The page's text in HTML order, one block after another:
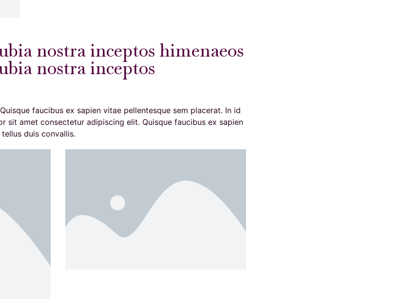
nostra inceptos himenaeos
nostra inceptos
faucibus ex sapien vitae pellentesque sem placerat. In id
sit amet consectetur adipiscing elit. Quisque faucibus ex sapien
duis convallis.